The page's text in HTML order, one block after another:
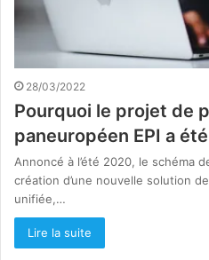
28/03/2022
Pourquoi le projet de
paneuropéen EPI a
Annoncé à l’été 2020, le schéma
création d’une nouvelle solution
unifiée,…
Lire la suite